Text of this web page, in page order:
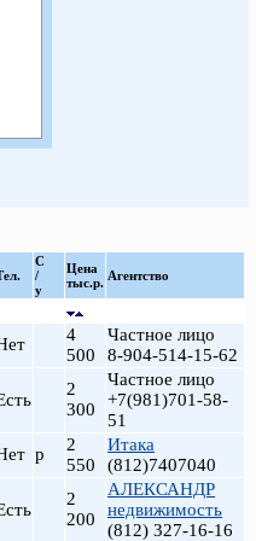
С
/
у
Цена
тыс.р. Агентство
4
500
Частное лицо
8-904-514-15-62
2
300
Частное лицо
+7(981)701-58-
51
р
2
550
Итака
(812)7407040
2
200
АЛЕКСАНДР
недвижимость
(812) 327-16-16